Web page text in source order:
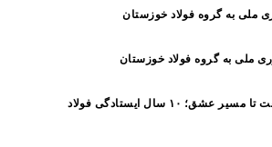
ملی به گروه فولاد خوزستان
ملی به گروه فولاد خوزستان
از چرخ‌دنده‌های صنعت تا مسیر عشق؛ ۱۰ سال ایستادگی فولاد